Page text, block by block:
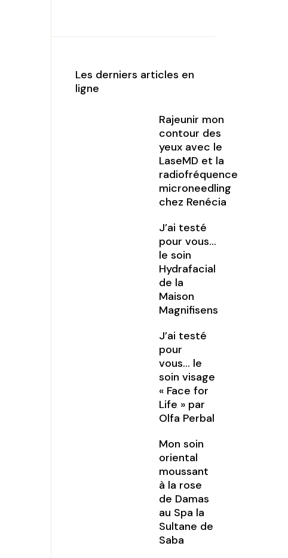
Les derniers articles en
ligne
Rajeunir mon
contour des
yeux avec le
LaseMD et la
radiofréquence
microneedling
chez Renécia
J’ai testé
pour vous…
le soin
Hydrafacial
de la
Maison
Magnifisens
J’ai testé
pour
vous… le
soin visage
« Face for
Life » par
Olfa Perbal
Mon soin
oriental
moussant
à la rose
de Damas
au Spa la
Sultane de
Saba